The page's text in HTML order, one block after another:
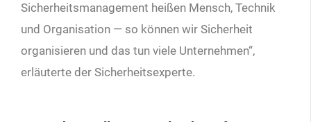
Sicherheitsmanagement heißen Mensch, Technik
und Organisation — so können wir Sicherheit
organisieren und das tun viele Unternehmen“,
erläuterte der Sicherheitsexperte.